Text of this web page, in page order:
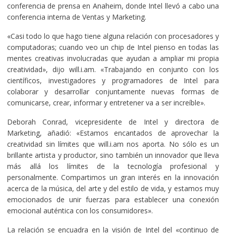
conferencia de prensa en Anaheim, donde Intel llevó a cabo una
conferencia interna de Ventas y Marketing.
«Casi todo lo que hago tiene alguna relación con procesadores y
computadoras; cuando veo un chip de Intel pienso en todas las
mentes creativas involucradas que ayudan a ampliar mi propia
creatividad», dijo will.i.am. «Trabajando en conjunto con los
científicos, investigadores y programadores de Intel para
colaborar y desarrollar conjuntamente nuevas formas de
comunicarse, crear, informar y entretener va a ser increíble».
Deborah Conrad, vicepresidente de Intel y directora de
Marketing, añadió: «Estamos encantados de aprovechar la
creatividad sin límites que will.i.am nos aporta. No sólo es un
brillante artista y productor, sino también un innovador que lleva
más allá los límites de la tecnología profesional y
personalmente. Compartimos un gran interés en la innovación
acerca de la música, del arte y del estilo de vida, y estamos muy
emocionados de unir fuerzas para establecer una conexión
emocional auténtica con los consumidores».
La relación se encuadra en la visión de Intel del «continuo de